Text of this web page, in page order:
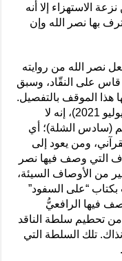
الاستهزاء إلا أنه
بها نصر الله وإن
نصر الله من روايته
على النقّاد، وسبق
هذا الموقف بالتفصيل.
(صحيفة الحدث الفلسطيني، عدد 143، يوليو 2021)، إنه لا
(سادس الشلة)؛ أي
ومن يعود إلى
التي وصف فيها نصر
من الأوصاف السيئة،
بكتاب “على السفود”
فيها الرافعيُّ
من تحطيم سلطة الناقد
تلك السلطة التي